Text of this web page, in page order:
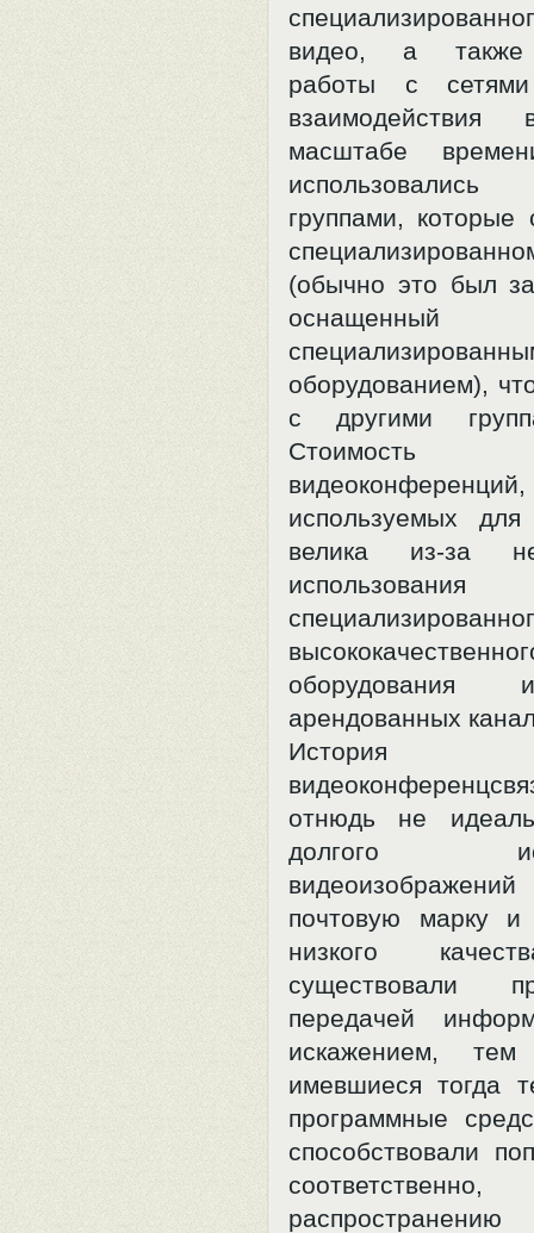
видео, а также
работы с
масштабе
группами, которые
(обычно это был
оснащенный
оборудованием),
с другими
Стоимость
видеоконференций,
используемых
велика из-за
использования
оборудования
арендованных
История
отнюдь не
долгого
почтовую марку и
низкого
существовали
передачей
искажением,
имевшиеся тогда
программные
способствовали
соответственно,
распространению